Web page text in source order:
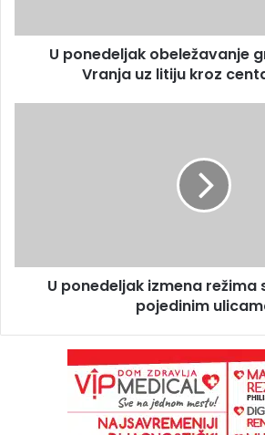
U ponedeljak obeležavanje
Vranja uz litiju kroz
U ponedeljak izmena
pojedinim